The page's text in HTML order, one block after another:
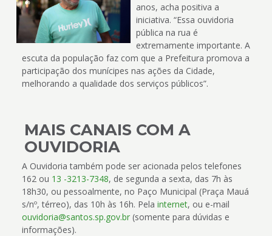
anos, acha positiva a
iniciativa. “Essa ouvidoria
pública na rua é
extremamente importante. A
escuta da população faz com que a Prefeitura promova a
participação dos munícipes nas ações da Cidade,
melhorando a qualidade dos serviços públicos”.
MAIS CANAIS COM A
OUVIDORIA
A Ouvidoria também pode ser acionada pelos telefones
162 ou 13 -3213-7348, de segunda a sexta, das 7h às
18h30, ou pessoalmente, no Paço Municipal (Praça Mauá
s/nº, térreo), das 10h às 16h. Pela internet, ou e-mail
ouvidoria@santos.sp.gov.br(somente para dúvidas e
informações).